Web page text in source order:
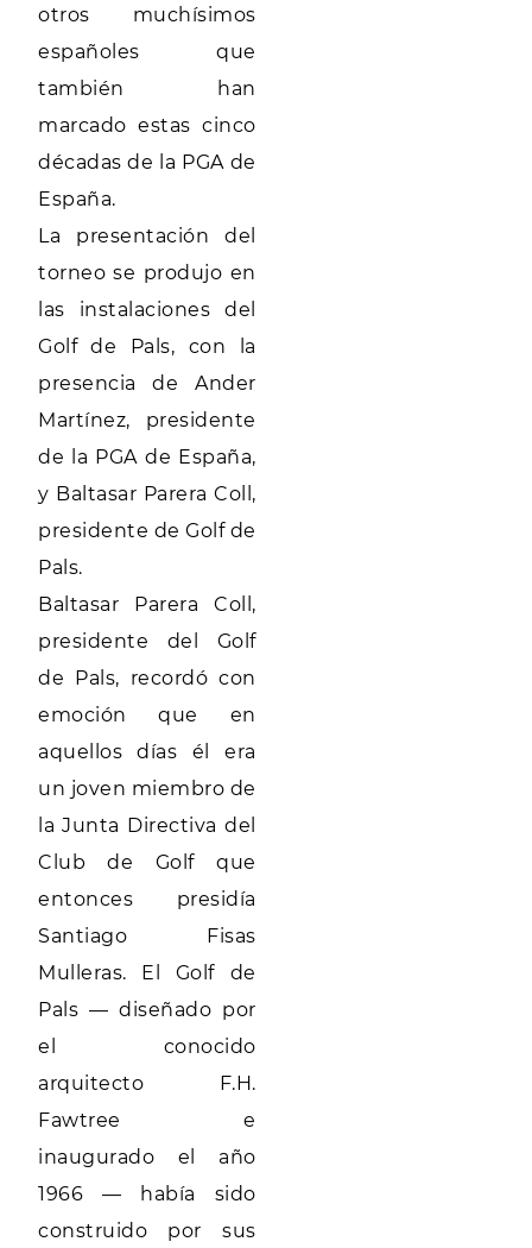
otros muchísimos
españoles que
también han
marcado estas cinco
décadas de la PGA de
España.
La presentación del
torneo se produjo en
las instalaciones del
Golf de Pals, con la
presencia de Ander
Martínez, presidente
de la PGA de España,
y Baltasar Parera Coll,
presidente de Golf de
Pals.
Baltasar Parera Coll,
presidente del Golf
de Pals, recordó con
emoción que en
aquellos días él era
un joven miembro de
la Junta Directiva del
Club de Golf que
entonces presidía
Santiago Fisas
Mulleras. El Golf de
Pals — diseñado por
el conocido
arquitecto F.H.
Fawtree e
inaugurado el año
1966 — había sido
construido por sus